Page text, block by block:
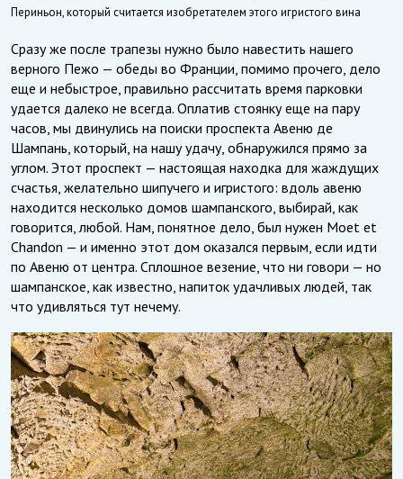
Периньон, который считается изобретателем этого игристого вина
Сразу же после трапезы нужно было навестить нашего
верного Пежо — обеды во Франции, помимо прочего, дело
еще и небыстрое, правильно рассчитать время парковки
удается далеко не всегда. Оплатив стоянку еще на пару
часов, мы двинулись на поиски проспекта Авеню де
Шампань, который, на нашу удачу, обнаружился прямо за
углом. Этот проспект — настоящая находка для жаждущих
счастья, желательно шипучего и игристого: вдоль авеню
находится несколько домов шампанского, выбирай, как
говорится, любой. Нам, понятное дело, был нужен Moet et
Chandon — и именно этот дом оказался первым, если идти
по Авеню от центра. Сплошное везение, что ни говори — но
шампанское, как известно, напиток удачливых людей, так
что удивляться тут нечему.